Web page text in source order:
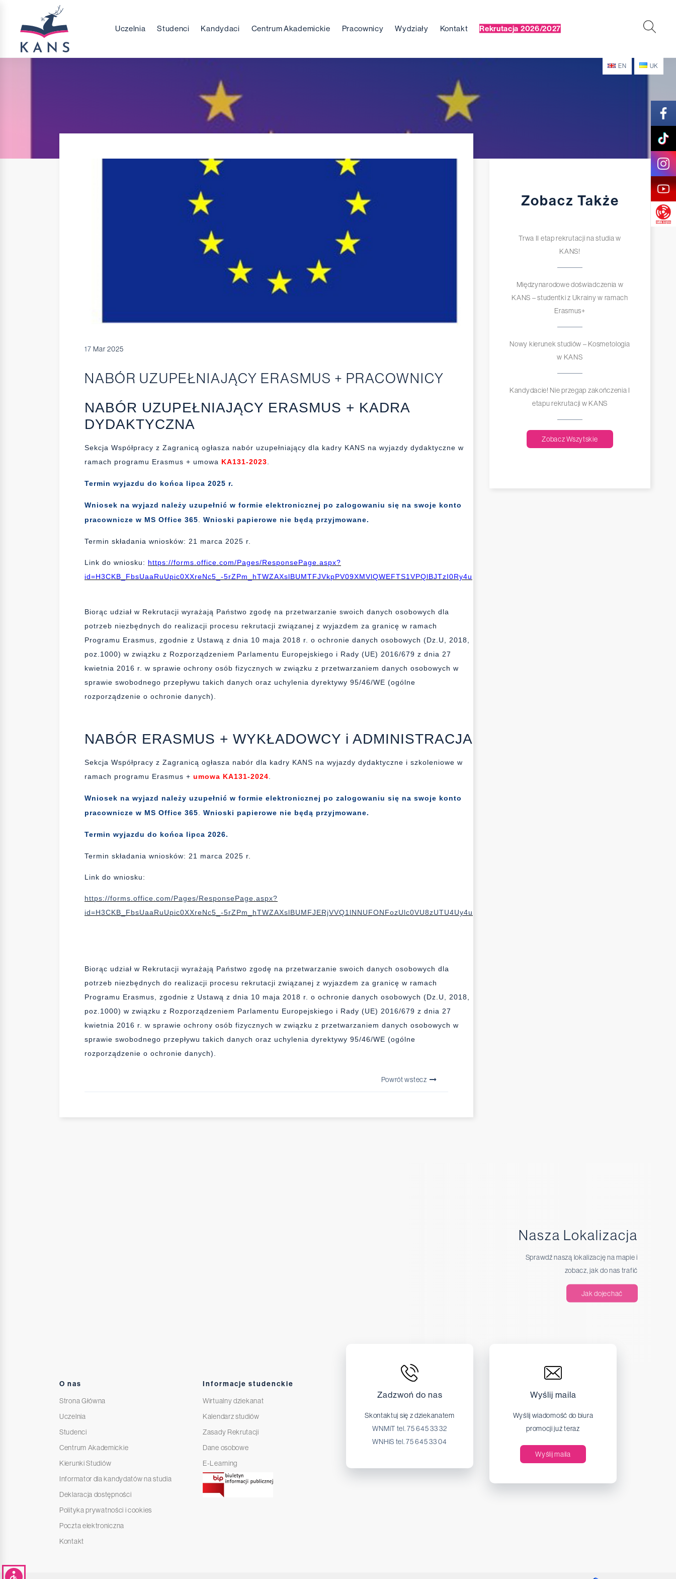
Uczelnia Studenci Kandydaci Centrum Akademickie Pracownicy Wydziały Kontakt Rekrutacja 2026/2027
EN UK
Zobacz Także
Trwa II etap rekrutacji na studia w
KANS!
Międzynarodowe doświadczenia w
KANS – studentki z Ukrainy w ramach
Erasmus+
Nowy kierunek studiów – Kosmetologia
w KANS
Kandydacie! Nie przegap zakończenia I
etapu rekrutacji w KANS
Zobacz Wszytskie
17 Mar 2025
NABÓR UZUPEŁNIAJĄCY ERASMUS + PRACOWNICY
NABÓR UZUPEŁNIAJĄCY ERASMUS + KADRA
DYDAKTYCZNA
Sekcja Współpracy z Zagranicą ogłasza nabór uzupełniający dla kadry KANS na wyjazdy dydaktyczne w
ramach programu Erasmus + umowa KA131-2023.
Termin wyjazdu do końca lipca 2025 r.
Wniosek na wyjazd należy uzupełnić w formie elektronicznej po zalogowaniu się na swoje konto
pracownicze w MS Office 365. Wnioski papierowe nie będą przyjmowane.
Termin składania wniosków: 21 marca 2025 r.
Link do wniosku: https://forms.office.com/Pages/ResponsePage.aspx?
id=H3CKB_FbsUaaRuUpic0XXreNc5_-5rZPm_hTWZAXslBUMTFJVkpPV09XMVlQWEFTS1VPQlBJTzI0Ry4u
Biorąc udział w Rekrutacji wyrażają Państwo zgodę na przetwarzanie swoich danych osobowych dla
potrzeb niezbędnych do realizacji procesu rekrutacji związanej z wyjazdem za granicę w ramach
Programu Erasmus, zgodnie z Ustawą z dnia 10 maja 2018 r. o ochronie danych osobowych (Dz.U, 2018,
poz.1000) w związku z Rozporządzeniem Parlamentu Europejskiego i Rady (UE) 2016/679 z dnia 27
kwietnia 2016 r. w sprawie ochrony osób fizycznych w związku z przetwarzaniem danych osobowych w
sprawie swobodnego przepływu takich danych oraz uchylenia dyrektywy 95/46/WE (ogólne
rozporządzenie o ochronie danych).
NABÓR ERASMUS + WYKŁADOWCY i ADMINISTRACJA
Sekcja Współpracy z Zagranicą ogłasza nabór dla kadry KANS na wyjazdy dydaktyczne i szkoleniowe w
ramach programu Erasmus + umowa KA131-2024.
Wniosek na wyjazd należy uzupełnić w formie elektronicznej po zalogowaniu się na swoje konto
pracownicze w MS Office 365. Wnioski papierowe nie będą przyjmowane.
Termin wyjazdu do końca lipca 2026.
Termin składania wniosków: 21 marca 2025 r.
Link do wniosku:
https://forms.office.com/Pages/ResponsePage.aspx?
id=H3CKB_FbsUaaRuUpic0XXreNc5_-5rZPm_hTWZAXslBUMFJERjVVQ1lNNUFONFozUlc0VU8zUTU4Uy4u
Biorąc udział w Rekrutacji wyrażają Państwo zgodę na przetwarzanie swoich danych osobowych dla
potrzeb niezbędnych do realizacji procesu rekrutacji związanej z wyjazdem za granicę w ramach
Programu Erasmus, zgodnie z Ustawą z dnia 10 maja 2018 r. o ochronie danych osobowych (Dz.U, 2018,
poz.1000) w związku z Rozporządzeniem Parlamentu Europejskiego i Rady (UE) 2016/679 z dnia 27
kwietnia 2016 r. w sprawie ochrony osób fizycznych w związku z przetwarzaniem danych osobowych w
sprawie swobodnego przepływu takich danych oraz uchylenia dyrektywy 95/46/WE (ogólne
rozporządzenie o ochronie danych).
Powrót wstecz
Nasza Lokalizacja
Sprawdź naszą lokalizację na mapie i
zobacz, jak do nas trafić
Jak dojechać
O nas
Strona Główna
Uczelnia
Studenci
Centrum Akademickie
Kierunki Studiów
Informator dla kandydatów na studia
Deklaracja dostępności
Polityka prywatności i cookies
Poczta elektroniczna
Kontakt
Informacje studenckie
Wirtualny dziekanat
Kalendarz studiów
Zasady Rekrutacji
Dane osobowe
E-Learning
Zadzwoń do nas
Skontaktuj się z dziekanatem
WNMiT tel. 75 645 33 32
WNHiS tel. 75 645 33 04
Wyślij maila
Wyślij wiadomość do biura
promocji już teraz
Wyślij maila